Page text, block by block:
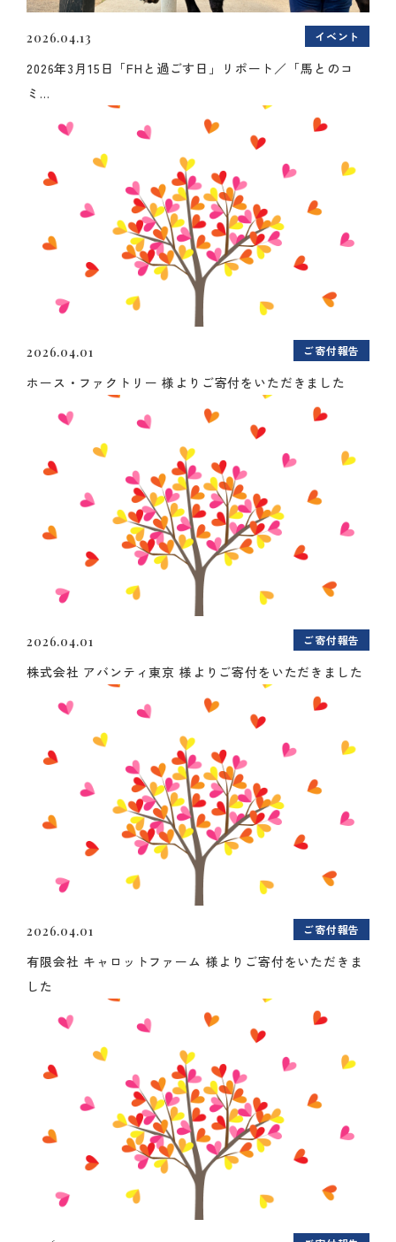
2026.04.13 イベント
2026年3月15日「FHと過ごす日」リポート／「馬とのコ
ミ...
2026.04.01 ご寄付報告
ホース・ファクトリー 様よりご寄付をいただきました
2026.04.01 ご寄付報告
株式会社 アバンティ東京 様よりご寄付をいただきました
2026.04.01 ご寄付報告
有限会社 キャロットファーム 様よりご寄付をいただきま
した